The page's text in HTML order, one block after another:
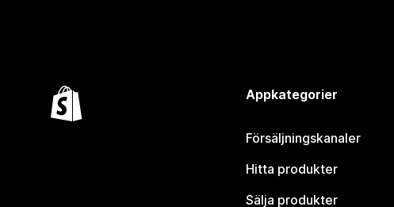
Appkategorier
Försäljningskanaler
Hitta produkter
Sälja produkter